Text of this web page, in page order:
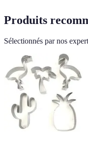
Produits
Sélectionnés par nos